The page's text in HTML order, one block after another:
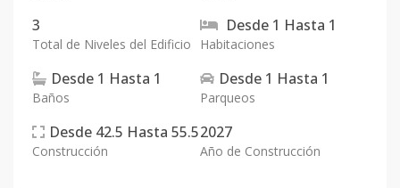
3
Total de Niveles del Edificio
Desde 1 Hasta 1
Habitaciones
Desde 1 Hasta 1
Baños
Desde 1 Hasta 1
Parqueos
Desde 42.5 Hasta 55.5
Construcción
2027
Año de Construcción